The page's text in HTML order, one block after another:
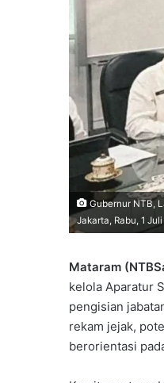
Gubernur NTB,
Jakarta, Rabu, 1
Mataram
kelola Aparatur
pengisian
rekam jejak,
berorientasi